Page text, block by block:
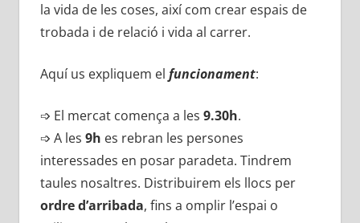
la vida de les coses, així com crear espais de
trobada i de relació i vida al carrer.
Aquí us expliquem el funcionament:
➩ El mercat comença a les 9.30h.
➩ A les 9h es rebran les persones
interessades en posar paradeta. Tindrem
taules nosaltres. Distribuirem els llocs per
ordre d’arribada, fins a omplir l’espai o